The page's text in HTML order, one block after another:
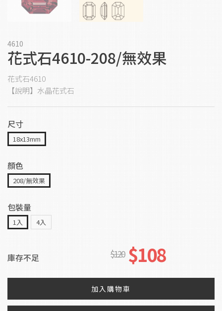
4610
花式石4610-208/無效果
花式石4610
【說明】水晶花式石
尺寸
18x13mm
顏色
208/無效果
包裝量
1入 4入
庫存不足 $120 $108
加入購物車